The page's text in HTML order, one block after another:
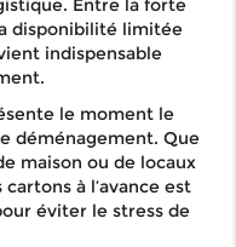
Entre la forte
disponibilité limitée
indispensable
le moment le
déménagement. Que
maison ou de locaux
à l’avance est
éviter le stress de